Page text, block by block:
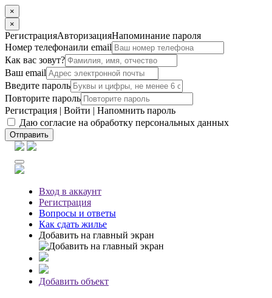
×
×
РегистрацияАвторизацияНапоминание пароля
Номер телефонаили email
Как вас зовут?
Ваш email
Введите пароль
Повторите пароль
Регистрация | Войти | Напомнить пароль
Даю согласие на обработку персональных данных
Отправить
Вход в аккаунт
Регистрация
Вопросы и ответы
Как сдать жилье
Добавить на главный экран
Добавить объект